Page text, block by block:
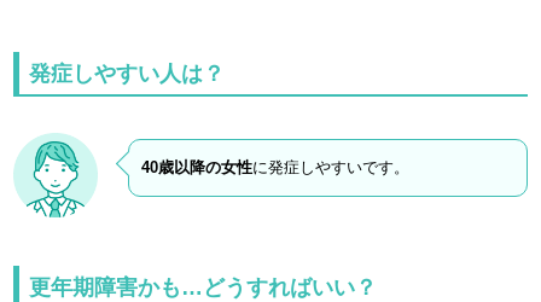
発症しやすい人は？
40歳以降の女性に発症しやすいです。
更年期障害かも…どうすればいい？